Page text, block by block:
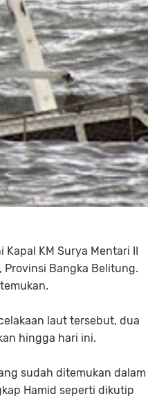
KM Surya Mentari II
Provinsi Bangka Belitung.
laut tersebut, dua
hingga hari ini.
sudah ditemukan dalam
Hamid seperti dikutip